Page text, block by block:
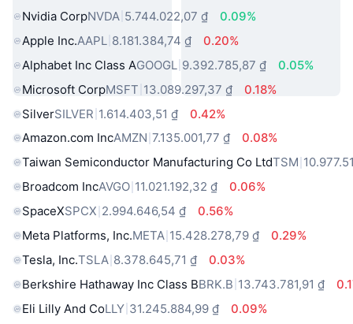
Nvidia CorpNVDA 5.744.022,07 ₫
0.09%
Apple Inc.AAPL 8.181.384,74 ₫
0.20%
Alphabet Inc Class AGOOGL 9.392.785,87 ₫
0.05%
Microsoft CorpMSFT 13.089.297,37 ₫
0.18%
SilverSILVER 1.614.403,51 ₫
0.42%
Amazon.com IncAMZN 7.135.001,77 ₫
0.08%
Taiwan Semiconductor Manufacturing Co LtdTSM
Broadcom IncAVGO 11.021.192,32 ₫
0.06%
SpaceXSPCX 2.994.646,54 ₫
0.56%
Meta Platforms, Inc.META 15.428.278,79 ₫
0.29%
Tesla, Inc.TSLA 8.378.645,71 ₫
0.03%
Berkshire Hathaway Inc Class BBRK.B 13.743.781,91 ₫
Eli Lilly And CoLLY 31.245.884,99 ₫
0.09%